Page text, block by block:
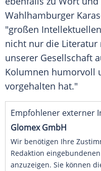
Wahlhamburger
"großen
nicht nur die Literatur
unserer Gesellschaft
Kolumnen humorvoll
vorgehalten hat."
Empfohlener externer
Glomex GmbH
Wir benötigen Ihre
Redaktion
anzuzeigen. Sie können